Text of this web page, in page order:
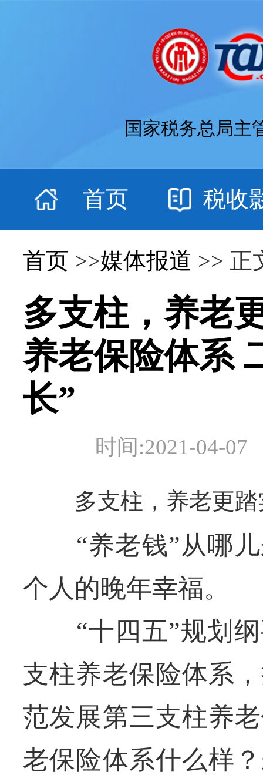
国家税务总局主
首页 税收
首页 >>媒体报道 >> 正
多支柱，养老
养老保险体系
长”
时间:2021-04-
多支柱，养老更
“养老钱”从哪儿
个人的晚年幸福。
“十四五”规划纲
支柱养老保险体系
范发展第三支柱养
老保险体系什么样